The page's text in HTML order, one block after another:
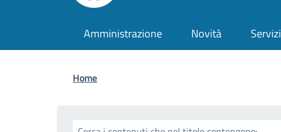
Amministrazione Novità Servizi
Briciole di pane
Home